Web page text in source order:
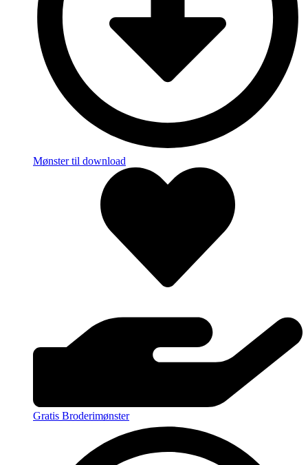
Mønster til download
Gratis Broderimønster